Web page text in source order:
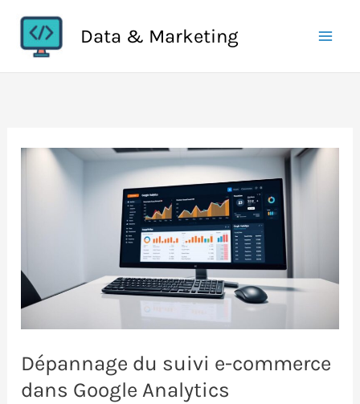
contenu
Data & Marketing
Dépannage du suivi e-commerce
dans Google Analytics